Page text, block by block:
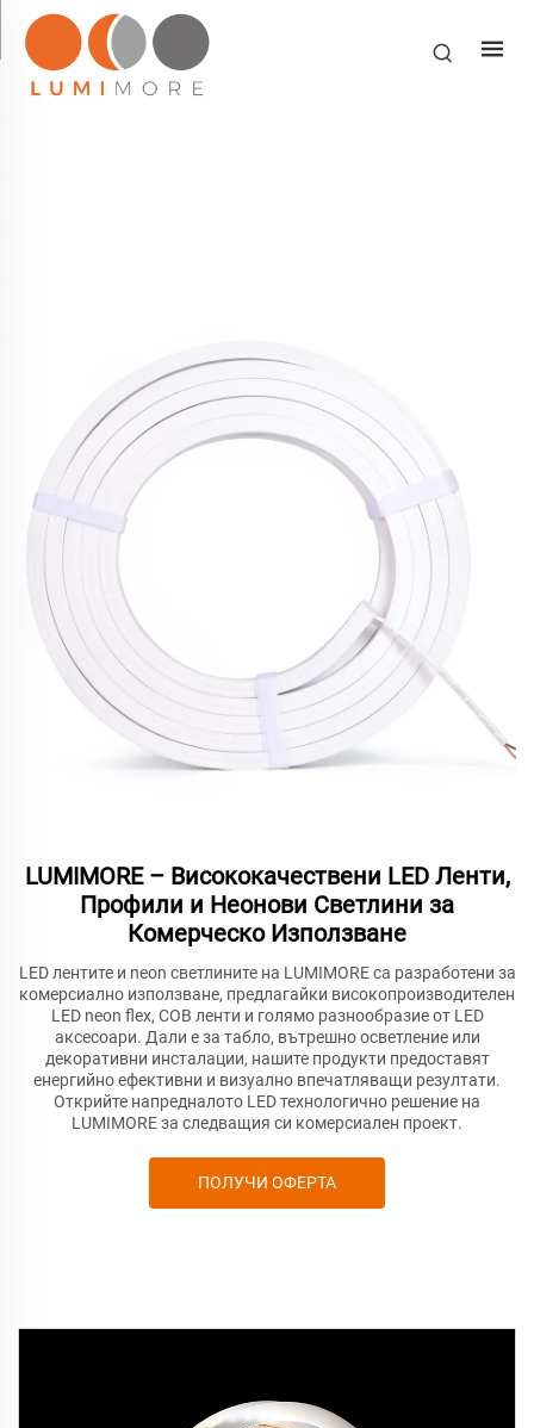
LUMIMORE – Висококачествени LED Ленти,
Профили и Неонови Светлини за
Комерческо Използване
LED лентите и neon светлините на LUMIMORE са разработени за
комерсиално използване, предлагайки високопроизводителен
LED neon flex, COB ленти и голямо разнообразие от LED
аксесоари. Дали е за табло, вътрешно осветление или
декоративни инсталации, нашите продукти предоставят
енергийно ефективни и визуално впечатляващи резултати.
Открийте напредналото LED технологично решение на
LUMIMORE за следващия си комерсиален проект.
ПОЛУЧИ ОФЕРТА